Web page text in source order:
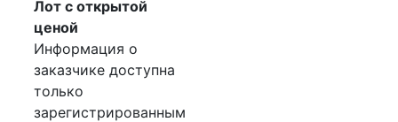
Лот с открытой
ценой
Информация о
заказчике доступна
только
зарегистрированным